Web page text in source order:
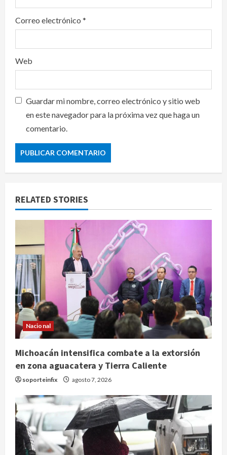
Correo electrónico *
Web
Guardar mi nombre, correo electrónico y sitio web
en este navegador para la próxima vez que haga un
comentario.
RELATED STORIES
Nacional
Michoacán intensifica combate a la extorsión
en zona aguacatera y Tierra Caliente
soporteinfix agosto 7, 2026